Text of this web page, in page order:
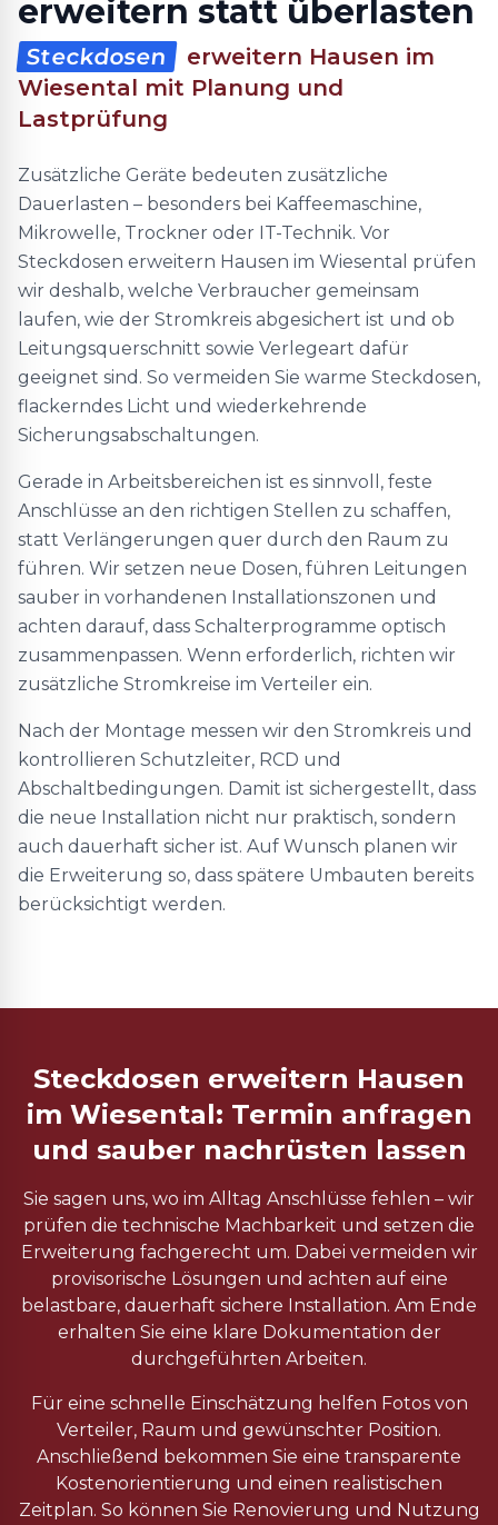
erweitern statt überlasten
Steckdosen
erweitern Hausen im
Wiesental mit Planung und
Lastprüfung
Zusätzliche Geräte bedeuten zusätzliche
Dauerlasten – besonders bei Kaffeemaschine,
Mikrowelle, Trockner oder IT-Technik. Vor
Steckdosen erweitern Hausen im Wiesental prüfen
wir deshalb, welche Verbraucher gemeinsam
laufen, wie der Stromkreis abgesichert ist und ob
Leitungsquerschnitt sowie Verlegeart dafür
geeignet sind. So vermeiden Sie warme Steckdosen,
flackerndes Licht und wiederkehrende
Sicherungsabschaltungen.
Gerade in Arbeitsbereichen ist es sinnvoll, feste
Anschlüsse an den richtigen Stellen zu schaffen,
statt Verlängerungen quer durch den Raum zu
führen. Wir setzen neue Dosen, führen Leitungen
sauber in vorhandenen Installationszonen und
achten darauf, dass Schalterprogramme optisch
zusammenpassen. Wenn erforderlich, richten wir
zusätzliche Stromkreise im Verteiler ein.
Nach der Montage messen wir den Stromkreis und
kontrollieren Schutzleiter, RCD und
Abschaltbedingungen. Damit ist sichergestellt, dass
die neue Installation nicht nur praktisch, sondern
auch dauerhaft sicher ist. Auf Wunsch planen wir
die Erweiterung so, dass spätere Umbauten bereits
berücksichtigt werden.
Steckdosen erweitern Hausen
im Wiesental: Termin anfragen
und sauber nachrüsten lassen
Sie sagen uns, wo im Alltag Anschlüsse fehlen – wir
prüfen die technische Machbarkeit und setzen die
Erweiterung fachgerecht um. Dabei vermeiden wir
provisorische Lösungen und achten auf eine
belastbare, dauerhaft sichere Installation. Am Ende
erhalten Sie eine klare Dokumentation der
durchgeführten Arbeiten.
Für eine schnelle Einschätzung helfen Fotos von
Verteiler, Raum und gewünschter Position.
Anschließend bekommen Sie eine transparente
Kostenorientierung und einen realistischen
Zeitplan. So können Sie Renovierung und Nutzung